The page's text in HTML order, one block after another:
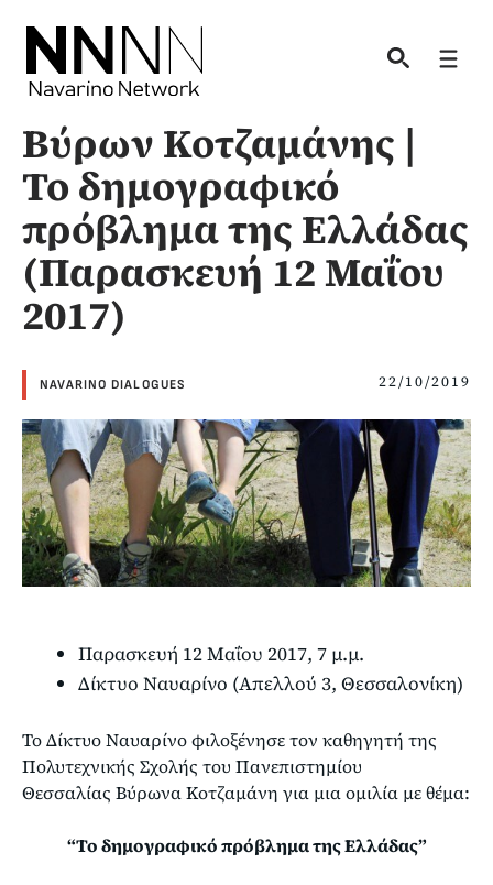
content
Βύρων Κοτζαμάνης |
Το δημογραφικό
πρόβλημα της Ελλάδας
(Παρασκευή 12 Μαΐου
2017)
NAVARINO DIALOGUES 22/10/2019
Παρασκευή 12 Μαΐου 2017, 7 μ.μ.
Δίκτυο Ναυαρίνο (Απελλού 3, Θεσσαλονίκη)
Το Δίκτυο Ναυαρίνο φιλοξένησε τον καθηγητή της
Πολυτεχνικής Σχολής του Πανεπιστημίου
Θεσσαλίας Βύρωνα Κοτζαμάνη για μια ομιλία με θέμα:
“Το δημογραφικό πρόβλημα της Ελλάδας”